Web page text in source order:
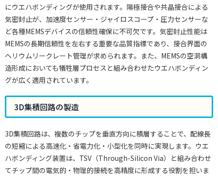
にウエハボンディングが使用されます。陽極接合や共晶接合による
気密封止が、加速度センサー・ジャイロスコープ・圧力センサーな
ど各種MEMSデバイスの信頼性確保に不可欠です。気密封止性能は
MEMSの長期信頼性を左右する重要な品質指標であり、接合界面の
ヘリウムリークレート管理が求められます。また、MEMSの空洞構
造形成においても犠牲層プロセスと組み合わせたウエハボンディン
グが広く適用されています。
3D集積回路の製造
3D集積回路は、複数のチップを垂直方向に積層することで、配線長
の短縮による高速化・省電力化・小型化を同時に実現します。ウエ
ハボンディング装置は、TSV（Through-Silicon Via）と組み合わせ
てチップ間の電気的・物理的接続を高精度に形成する役割を担いま